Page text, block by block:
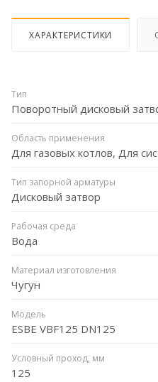
ХАРАКТЕРИСТИКИ
Тип
Поворотный дисковый
Область применения
Для газовых котлов, Для
Тип запорной арматуры
Дисковый затвор
Рабочая среда
Вода
Материал изготовления
Чугун
Модель
ESBE VBF125 DN125
Условный проход, мм
125